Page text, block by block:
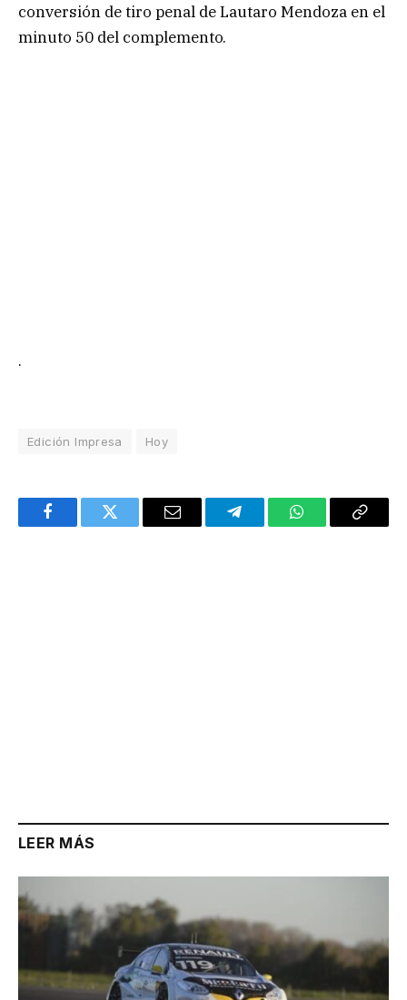
conversión de tiro penal de Lautaro Mendoza en el
minuto 50 del complemento.
.
Edición Impresa Hoy
FacebookTwitter Email TelegramWhatsAppCopy
LEER MÁS